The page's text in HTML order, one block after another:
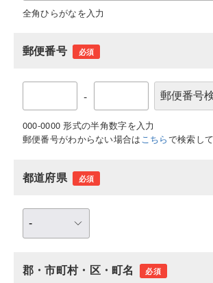
全角ひらがなを入力
郵便番号 必須
-
000-0000 形式の半角数字を入力
郵便番号がわからない場合はこちらで検索し
都道府県 必須
郡・市町村・区・町名 必須